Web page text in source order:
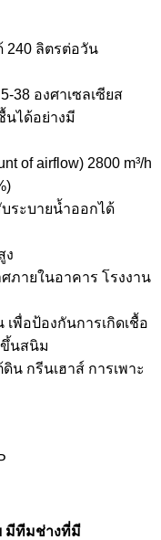
240 ลิตรต่อวัน
38 องศาเซลเซียส
นได้อย่างมี
of airflow) 2800 m³/h
ระบายน้ำออกได้
ง
ภายในอาคาร โรงงาน
พื่อป้องกันการเกิดเชื้อ
ขึ้นสนิม
น กรีนเฮาส์ การเพาะ
มีทีมช่างที่มี